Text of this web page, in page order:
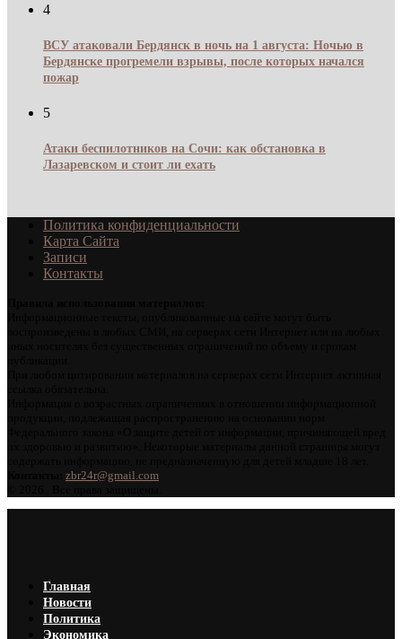
4
ВСУ атаковали Бердянск в ночь на 1 августа: Ночью в
Бердянске прогремели взрывы, после которых начался
пожар
5
Атаки беспилотников на Сочи: как обстановка в
Лазаревском и стоит ли ехать
Политика конфиденциальности
Карта Сайта
Записи
Контакты
zbr24r@gmail.com
Главная
Новости
Политика
Экономика